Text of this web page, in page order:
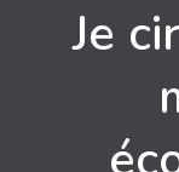
Je